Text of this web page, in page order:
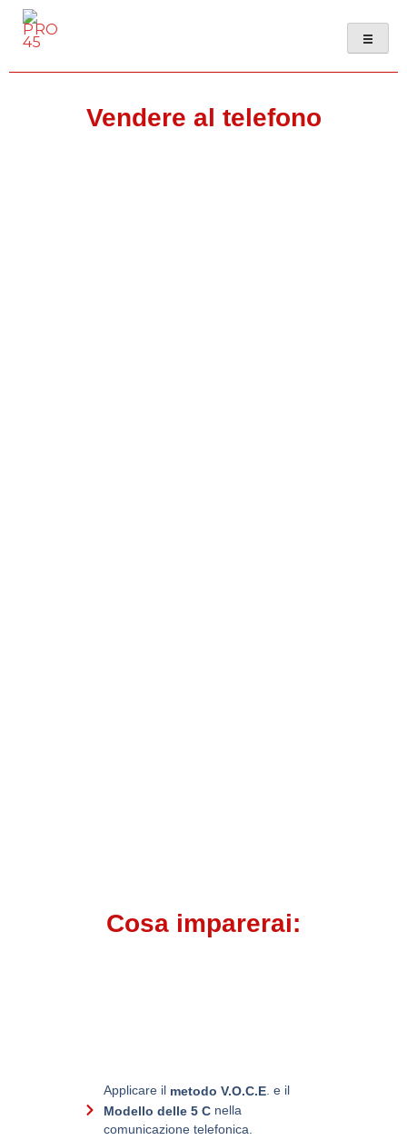
PRO 45
Vendere al telefono
Cosa imparerai:
Applicare il metodo V.O.C.E . e il
Modello delle 5 C nella
comunicazione telefonica.